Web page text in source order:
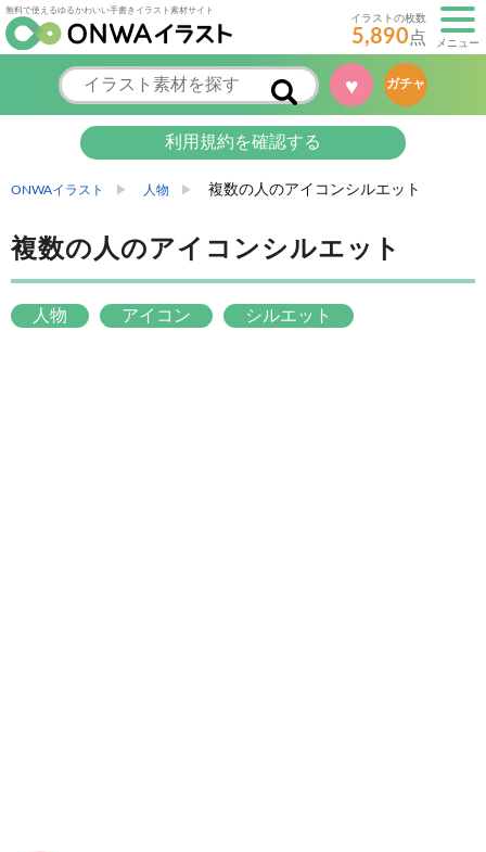
無料で使えるゆるかわいい手書きイラスト素材サイト
イラストの枚数
5,890点 メニュー
♥ ガチャ
利用規約を確認する
ONWAイラスト 人物 複数の人のアイコンシルエット
複数の人のアイコンシルエット
人物 アイコン シルエット